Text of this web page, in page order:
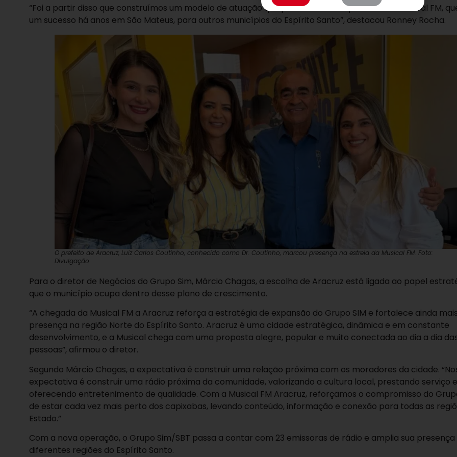
“Foi a partir disso que construímos um modelo de atuação que permite levar a qualidade da Musical FM,
um sucesso há anos em São Mateus, para outros municípios do Espírito Santo”, destacou Ronney Rocha.
O prefeito de Aracruz, Luiz Carlos Coutinho, conhecido como Dr. Coutinho, marcou presença na estreia da Musical FM. Foto:
Divulgação
Para o diretor de Negócios do Grupo Sim, Márcio Chagas, a escolha de Aracruz está ligada ao papel
que o município ocupa dentro desse plano de crescimento.
“A chegada da Musical FM a Aracruz reforça a estratégia de expansão do Grupo SIM e fortalece ainda
presença na região Norte do Espírito Santo. Aracruz é uma cidade estratégica, dinâmica e em constante
desenvolvimento, e a Musical chega com uma proposta alegre, popular e muito conectada ao dia a dia
pessoas”, afirmou o diretor.
Segundo Márcio Chagas, a expectativa é construir uma relação próxima com os moradores da cidade.
expectativa é construir uma rádio próxima da comunidade, valorizando a cultura local, prestando serviço e
oferecendo entretenimento de qualidade. Com a Musical FM Aracruz, reforçamos o compromisso do
de estar cada vez mais perto dos capixabas, levando conteúdo, informação e conexão para todas as
Estado.”
Com a nova operação, o Grupo Sim/SBT passa a contar com 23 emissoras de rádio e amplia sua
diferentes regiões do Espírito Santo.